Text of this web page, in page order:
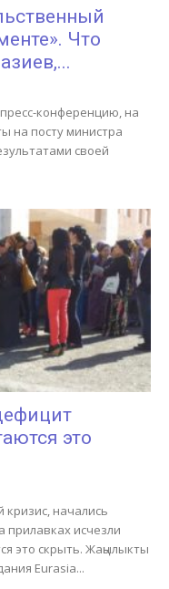
Что
конференцию, на
на посту министра
своей
это
начались
прилавках исчезли
это скрыть. Жаңылыкты
Eurasia...